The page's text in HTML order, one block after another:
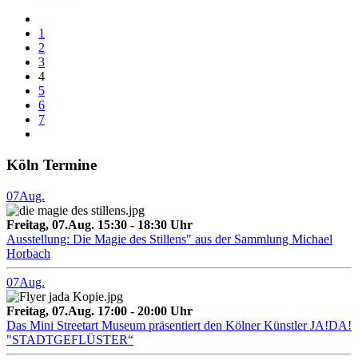
1
2
3
4
5
6
7
Köln Termine
07Aug.
Freitag, 07.Aug. 15:30 - 18:30 Uhr
Ausstellung: Die Magie des Stillens" aus der Sammlung Michael
Horbach
07Aug.
Freitag, 07.Aug. 17:00 - 20:00 Uhr
Das Mini Streetart Museum präsentiert den Kölner Künstler JA!DA!
"STADTGEFLÜSTER“